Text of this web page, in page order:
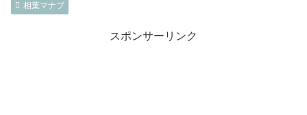
相葉マナブ
スポンサーリンク